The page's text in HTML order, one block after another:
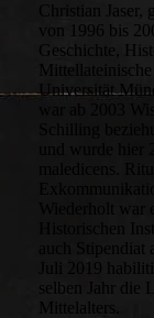
Christian
von 1996 bis
Geschichte,
Universität
Schilling
und wurde hier
Historischen
auch
Juli 2019
selben Jahr die
Mittelalters.